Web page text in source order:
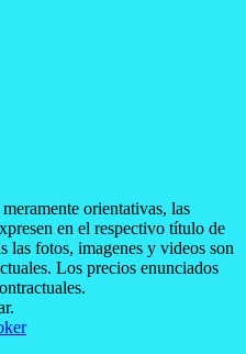
orientativas, las
en el respectivo título de
las fotos, imagenes y videos son
Los precios enunciados